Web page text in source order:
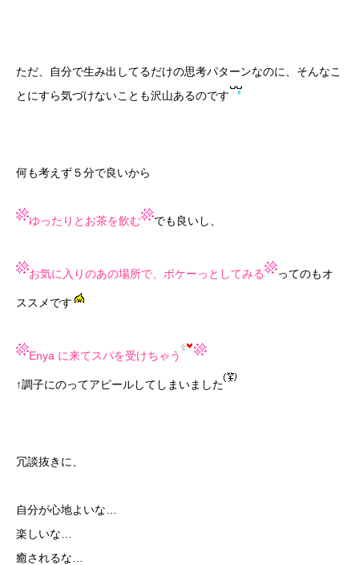
ただ、自分で生み出してるだけの思考パターンなのに、そんなこ
とにすら気づけないことも沢山あるのです
何も考えず５分で良いから
ゆったりとお茶を飲む でも良いし、
お気に入りのあの場所で、ボケーっとしてみる ってのもオ
ススメです
Enya に来てスパを受けちゃう
↑調子にのってアピールしてしまいました
冗談抜きに、
自分が心地よいな…
楽しいな…
癒されるな…